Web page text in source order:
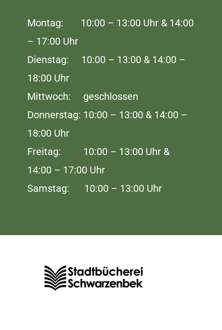
Montag: 10:00 – 13:00 Uhr & 14:00
– 17:00 Uhr
Dienstag: 10:00 – 13:00 & 14:00 –
18:00 Uhr
Mittwoch: geschlossen
Donnerstag: 10:00 – 13:00 & 14:00 –
18:00 Uhr
Freitag: 10:00 – 13:00 Uhr &
14:00 – 17:00 Uhr
Samstag: 10:00 – 13:00 Uhr